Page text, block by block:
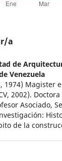
a
de
Venezuela
1974) Magister
2002).
Asociado,
de la